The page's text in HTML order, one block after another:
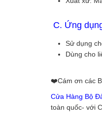
C. Ứng
Sử dụng
Dùng cho
❤️️Cám ơn các
Cửa Hàng Bộ
toàn quốc- với